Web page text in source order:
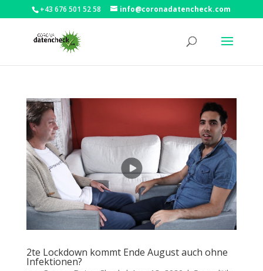
+43 676 501 52 58 info@coronadatencheck.com
2te Lockdown kommt Ende August auch ohne
Infektionen?